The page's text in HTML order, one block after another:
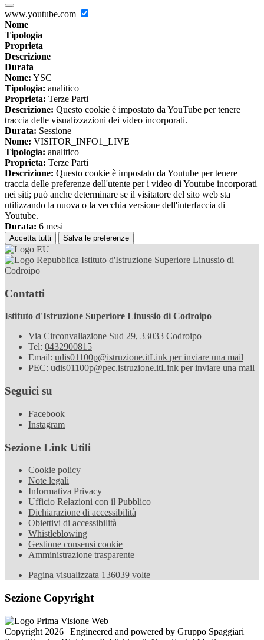
www.youtube.com
Nome
Tipologia
Proprieta
Descrizione
Durata
Nome: YSC
Tipologia: analitico
Proprieta: Terze Parti
Descrizione: Questo cookie è impostato da YouTube per tenere
traccia delle visualizzazioni dei video incorporati.
Durata: Sessione
Nome: VISITOR_INFO1_LIVE
Tipologia: analitico
Proprieta: Terze Parti
Descrizione: Questo cookie è impostato da Youtube per tenere
traccia delle preferenze dell'utente per i video di Youtube incorporati
nei siti; può anche determinare se il visitatore del sito web sta
utilizzando la nuova o la vecchia versione dell'interfaccia di
Youtube.
Durata: 6 mesi
Accetta tutti Salva le preferenze
Istituto d'Istruzione Superiore Linussio di
Codroipo
Contatti
Istituto d'Istruzione Superiore Linussio di Codroipo
Via Circonvallazione Sud 29, 33033 Codroipo
Tel: 0432900815
Email: udis01100p@istruzione.itLink per inviare una mail
PEC: udis01100p@pec.istruzione.itLink per inviare una mail
Seguici su
Facebook
Instagram
Sezione Link Utili
Cookie policy
Note legali
Informativa Privacy
Ufficio Relazioni con il Pubblico
Dichiarazione di accessibilità
Obiettivi di accessibilità
Whistleblowing
Gestione consensi cookie
Amministrazione trasparente
Pagina visualizzata 136039 volte
Sezione Copyright
Copyright 2026 | Engineered and powered by Gruppo Spaggiari